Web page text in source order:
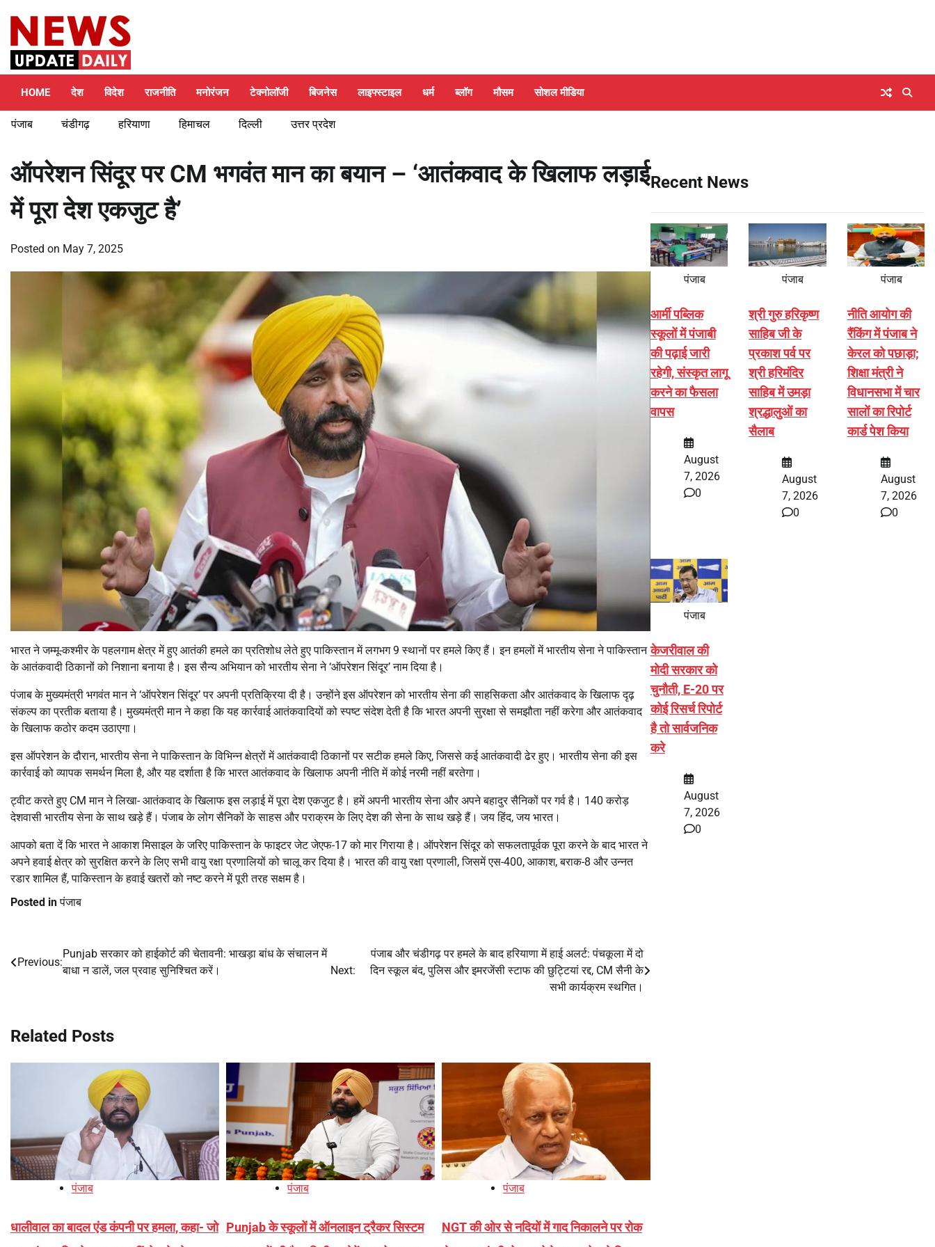
content
HOME देश विदेश राजनीति मनोरंजन टेक्नोलॉजी बिजनेस लाइफ्स्टाइल धर्म ब्लॉग मौसम सोशल मीडिया
पंजाब चंडीगढ़ हरियाणा हिमाचल दिल्ली उत्तर प्रदेश
ऑपरेशन सिंदूर पर CM भगवंत मान का बयान – ‘आतंकवाद के खिलाफ लड़ाई
में पूरा देश एकजुट है’
Posted on May 7, 2025
भारत ने जम्मू-कश्मीर के पहलगाम क्षेत्र में हुए आतंकी हमले का प्रतिशोध लेते हुए पाकिस्तान में लगभग 9 स्थानों पर हमले किए हैं। इन हमलों में भारतीय सेना ने पाकिस्तान
के आतंकवादी ठिकानों को निशाना बनाया है। इस सैन्य अभियान को भारतीय सेना ने ‘ऑपरेशन सिंदूर’ नाम दिया है।
पंजाब के मुख्यमंत्री भगवंत मान ने ‘ऑपरेशन सिंदूर’ पर अपनी प्रतिक्रिया दी है। उन्होंने इस ऑपरेशन को भारतीय सेना की साहसिकता और आतंकवाद के खिलाफ दृढ़
संकल्प का प्रतीक बताया है। मुख्यमंत्री मान ने कहा कि यह कार्रवाई आतंकवादियों को स्पष्ट संदेश देती है कि भारत अपनी सुरक्षा से समझौता नहीं करेगा और आतंकवाद
के खिलाफ कठोर कदम उठाएगा।
इस ऑपरेशन के दौरान, भारतीय सेना ने पाकिस्तान के विभिन्न क्षेत्रों में आतंकवादी ठिकानों पर सटीक हमले किए, जिससे कई आतंकवादी ढेर हुए। भारतीय सेना की इस
कार्रवाई को व्यापक समर्थन मिला है, और यह दर्शाता है कि भारत आतंकवाद के खिलाफ अपनी नीति में कोई नरमी नहीं बरतेगा।
ट्वीट करते हुए CM मान ने लिखा- आतंकवाद के खिलाफ इस लड़ाई में पूरा देश एकजुट है। हमें अपनी भारतीय सेना और अपने बहादुर सैनिकों पर गर्व है। 140 करोड़
देशवासी भारतीय सेना के साथ खड़े हैं। पंजाब के लोग सैनिकों के साहस और पराक्रम के लिए देश की सेना के साथ खड़े हैं। जय हिंद, जय भारत।
आपको बता दें कि भारत ने आकाश मिसाइल के जरिए पाकिस्तान के फाइटर जेट जेएफ-17 को मार गिराया है। ऑपरेशन सिंदूर को सफलतापूर्वक पूरा करने के बाद भारत ने
अपने हवाई क्षेत्र को सुरक्षित करने के लिए सभी वायु रक्षा प्रणालियों को चालू कर दिया है। भारत की वायु रक्षा प्रणाली, जिसमें एस-400, आकाश, बराक-8 और उन्नत
रडार शामिल हैं, पाकिस्तान के हवाई खतरों को नष्ट करने में पूरी तरह सक्षम है।
Posted inपंजाब
Post
Previous:
Punjab सरकार को हाईकोर्ट की चेतावनी: भाखड़ा बांध के संचालन में
बाधा न डालें, जल प्रवाह सुनिश्चित करें।
Next:
पंजाब और चंडीगढ़ पर हमले के बाद हरियाणा में हाई अलर्ट: पंचकूला में दो
दिन स्कूल बंद, पुलिस और इमरजेंसी स्टाफ की छुट्टियां रद्द, CM सैनी के
सभी कार्यक्रम स्थगित।
Related Posts
पंजाब
धालीवाल का बादल एंड कंपनी पर हमला, कहा- जो
पंजाब
Punjab के स्कूलों में ऑनलाइन ट्रैकर सिस्टम
पंजाब
NGT की ओर से नदियों में गाद निकालने पर रोक
Recent News
पंजाब
आर्मी पब्लिक
स्कूलों में पंजाबी
की पढ़ाई जारी
रहेगी, संस्कृत लागू
करने का फैसला
वापस
August
7, 2026
0
पंजाब
श्री गुरु हरिकृष्ण
साहिब जी के
प्रकाश पर्व पर
श्री हरिमंदिर
साहिब में उमड़ा
श्रद्धालुओं का
सैलाब
August
7, 2026
0
पंजाब
नीति आयोग की
रैंकिंग में पंजाब ने
केरल को पछाड़ा;
शिक्षा मंत्री ने
विधानसभा में चार
सालों का रिपोर्ट
कार्ड पेश किया
August
7, 2026
0
पंजाब
केजरीवाल की
मोदी सरकार को
चुनौती, E-20 पर
कोई रिसर्च रिपोर्ट
है तो सार्वजनिक
करे
August
7, 2026
0